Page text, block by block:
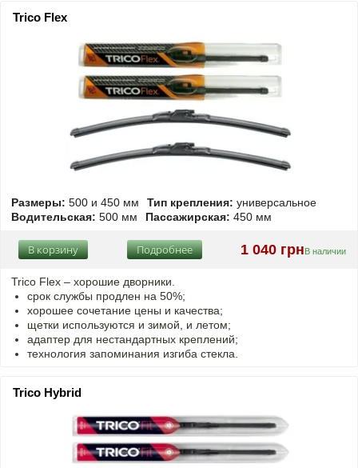
Trico Flex
Размеры: 500 и 450 мм Тип крепления: универсальное
Водительская: 500 мм Пассажирская: 450 мм
1 040 грнВ наличии
Подробнее
В корзину
Trico Flex – хорошие дворники.
срок службы продлен на 50%;
хорошее сочетание цены и качества;
щетки используются и зимой, и летом;
адаптер для нестандартных креплений;
технология запоминания изгиба стекла.
Trico Hybrid